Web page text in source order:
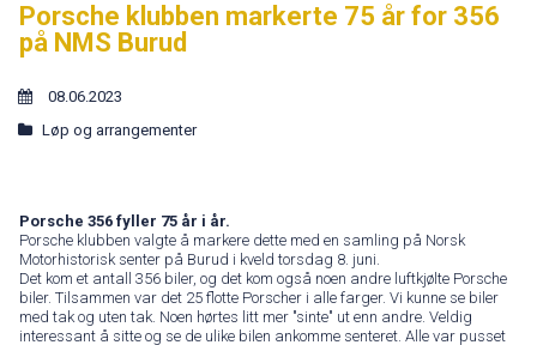
Porsche klubben markerte 75 år for 356
på NMS Burud
08.06.2023
Løp og arrangementer
Porsche 356 fyller 75 år i år.
Porsche klubben valgte å markere dette med en samling på Norsk
Motorhistorisk senter på Burud i kveld torsdag 8. juni.
Det kom et antall 356 biler, og det kom også noen andre luftkjølte Porsche
biler. Tilsammen var det 25 flotte Porscher i alle farger. Vi kunne se biler
med tak og uten tak. Noen hørtes litt mer "sinte" ut enn andre. Veldig
interessant å sitte og se de ulike bilen ankomme senteret. Alle var pusset